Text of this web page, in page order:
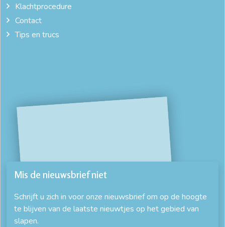
Klachtprocedure
Contact
Tips en trucs
Mis de nieuwsbrief niet
Schrijft u zich in voor onze nieuwsbrief om op de hoogte
te blijven van de laatste nieuwtjes op het gebied van
slapen.